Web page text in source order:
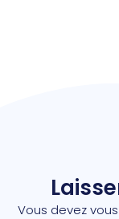
Vous devez